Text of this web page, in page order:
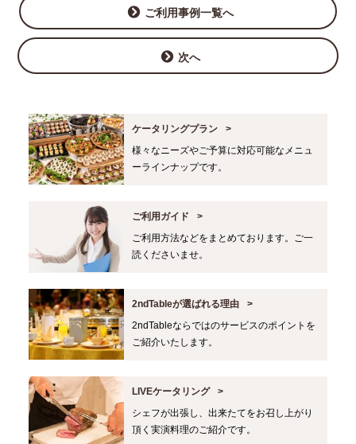
ご利用事例一覧へ
次へ
ケータリングプラン
様々なニーズやご予算に対応可能なメニュ
ーラインナップです。
ご利用ガイド
ご利用方法などをまとめております。ご一
読くださいませ。
2ndTableが選ばれる理由
2ndTableならではのサービスのポイントを
ご紹介いたします。
LIVEケータリング
シェフが出張し、出来たてをお召し上がり
頂く実演料理のご紹介です。